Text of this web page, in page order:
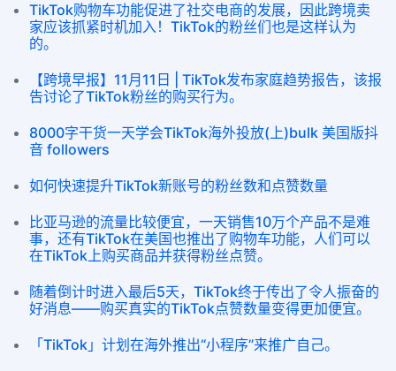
TikTok购物车功能促进了社交电商的发展，因此跨境卖
家应该抓紧时机加入！TikTok的粉丝们也是这样认为
的。
【跨境早报】11月11日 | TikTok发布家庭趋势报告，该报
告讨论了TikTok粉丝的购买行为。
8000字干货一天学会TikTok海外投放(上)bulk 美国版抖
音 followers
如何快速提升TikTok新账号的粉丝数和点赞数量
比亚马逊的流量比较便宜，一天销售10万个产品不是难
事，还有TikTok在美国也推出了购物车功能，人们可以
在TikTok上购买商品并获得粉丝点赞。
随着倒计时进入最后5天，TikTok终于传出了令人振奋的
好消息——购买真实的TikTok点赞数量变得更加便宜。
「TikTok」计划在海外推出“小程序”来推广自己。